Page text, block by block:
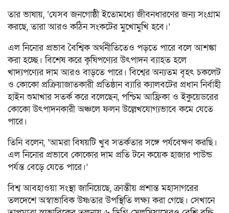
তার ভাষায়, ‘যেসব জনগোষ্ঠী ইতোমধ্যে জীবনধারণের জন্য সংগ্রাম
করছে, তারা আরও কঠিন সংকটের মুখোমুখি হবে।’
এল নিনোর প্রভাব বৈশ্বিক অর্থনীতিতেও পড়তে পারে বলে আশঙ্কা
করা হচ্ছে। বিশেষ করে কৃষিপণ্যের উৎপাদন ব্যাহত হলে
খাদ্যপণ্যের দাম আরও বাড়তে পারে। বিশ্বের অন্যতম বৃহৎ চকলেট
ও কোকো প্রক্রিয়াজাতকারী প্রতিষ্ঠান ব্যারি ক্যালবটের প্রধান নির্বাহী
হাইন শুমাখার সতর্ক করে বলেছেন, পশ্চিম আফ্রিকা ও ইকুয়েডরের
কোকো উৎপাদনকারী অঞ্চলে ফলন উল্লেখযোগ্যভাবে কমে যেতে
পারে।
তিনি বলেন, ‘আমরা বিষয়টি খুব সতর্কতার সঙ্গে পর্যবেক্ষণ করছি।
এল নিনোর প্রভাবে কোকোর দাম প্রতি টনে কয়েক হাজার পাউন্ড
পর্যন্ত বেড়ে যেতে পারে।’
বিশ্ব আবহাওয়া সংস্থা জানিয়েছে, ক্রান্তীয় প্রশান্ত মহাসাগরের
তলদেশে অস্বাভাবিক উষ্ণতার উপস্থিতি লক্ষ্য করা গেছে। সেখানে